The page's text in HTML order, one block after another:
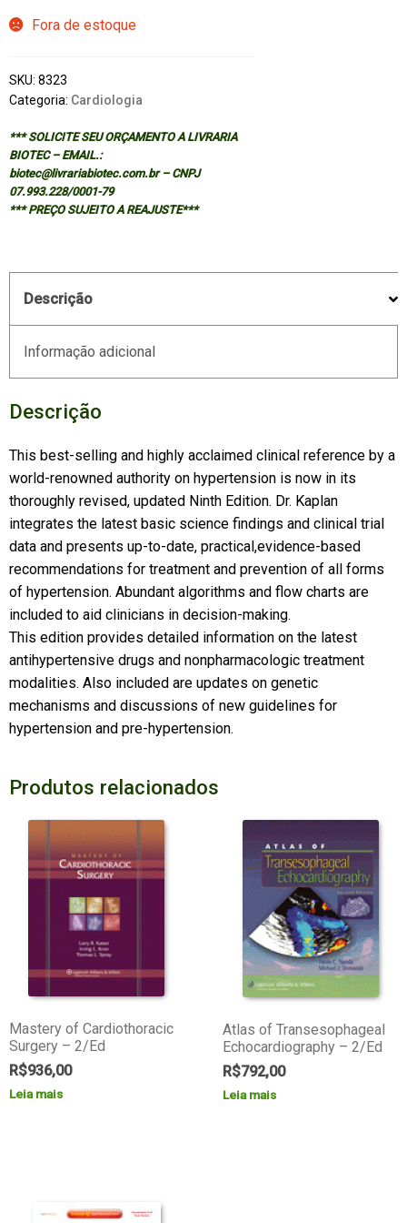
Fora de estoque
SKU: 8323
Categoria: Cardiologia
*** SOLICITE SEU ORÇAMENTO A LIVRARIA
BIOTEC – EMAIL.:
biotec@livrariabiotec.com.br – CNPJ
07.993.228/0001-79
*** PREÇO SUJEITO A REAJUSTE***
Descrição
Informação adicional
Descrição
This best-selling and highly acclaimed clinical reference by a
world-renowned authority on hypertension is now in its
thoroughly revised, updated Ninth Edition. Dr. Kaplan
integrates the latest basic science findings and clinical trial
data and presents up-to-date, practical,evidence-based
recommendations for treatment and prevention of all forms
of hypertension. Abundant algorithms and flow charts are
included to aid clinicians in decision-making.
This edition provides detailed information on the latest
antihypertensive drugs and nonpharmacologic treatment
modalities. Also included are updates on genetic
mechanisms and discussions of new guidelines for
hypertension and pre-hypertension.
Produtos relacionados
Mastery of Cardiothoracic
Surgery – 2/Ed
R$936,00
Leia mais
Atlas of Transesophageal
Echocardiography – 2/Ed
R$792,00
Leia mais